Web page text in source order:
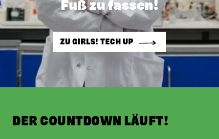
Fuß zu fassen!
ZU GIRLS! TECH UP
DER COUNTDOWN LÄUFT!